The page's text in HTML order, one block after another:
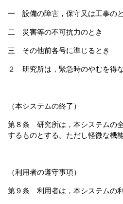
一 設備の障害，保守又は工事の
二 災害等の不可抗力のとき
三 その他前各号に準じるとき
２ 研究所は，緊急時のやむを得
（本システムの終了）
第８条 研究所は，本システムの
するものとする。ただし軽微な機
（利用者の遵守事項）
第９条 利用者は，本システムの